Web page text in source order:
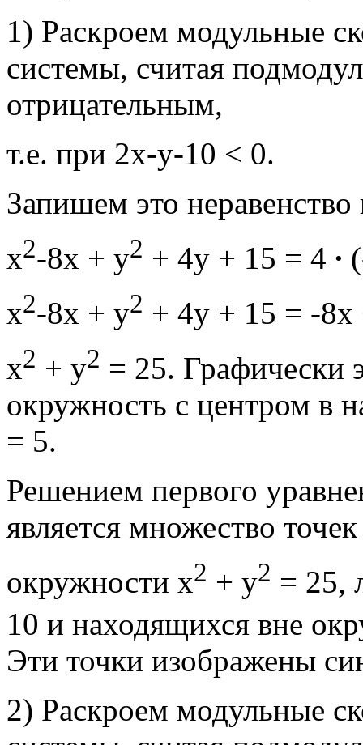
1) Раскроем модульные
системы, считая
отрицательным,
т.е. при 2х-у-10 < 0.
Запишем это
x2-8x + y2 + 4y + 15 = 4 ∙
x2-8x + y2 + 4y + 15 = -
x2 + y2 = 25. Графически
окружность с центром в
= 5.
Решением первого
является множество точек
окружности x2 + y2 = 25,
10 и находящихся вне
Эти точки изображены
2) Раскроем модульные